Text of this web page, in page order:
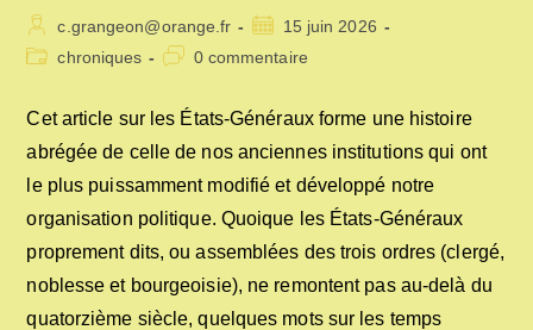
Auteur/autrice
de
c.grangeon@orange.fr
Publication
publiée :
15 juin 2026
Postchroniques
Commentaires
publication :
0 commentaire
Cet article sur les États-Généraux forme une histoire
abrégée de celle de nos anciennes institutions qui ont
le plus puissamment modifié et développé notre
organisation politique. Quoique les États-Généraux
proprement dits, ou assemblées des trois ordres (clergé,
noblesse et bourgeoisie), ne remontent pas au-delà du
quatorzième siècle, quelques mots sur les temps